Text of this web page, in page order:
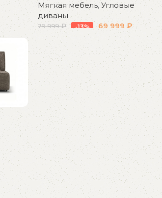
Мягкая мебель,Угловые
диваны
79 999₽ -13% 69 999₽
В корзину